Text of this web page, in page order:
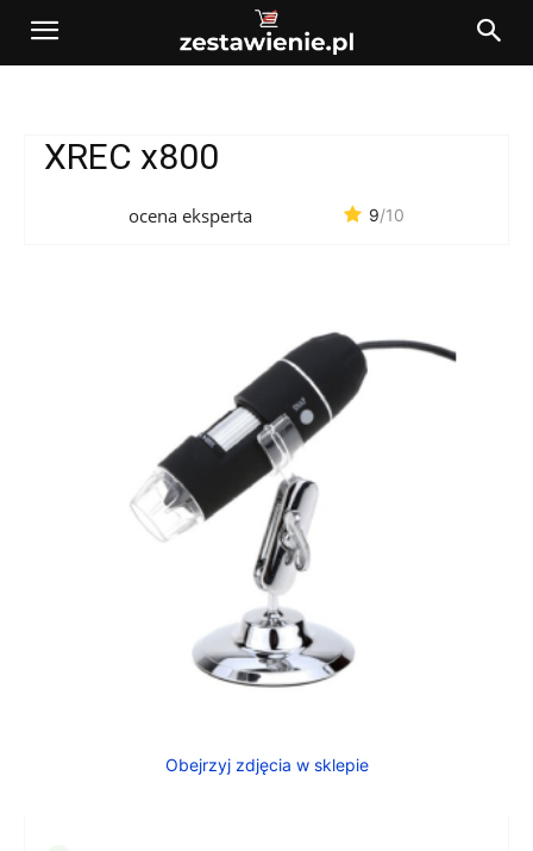
XREC x800
ocena eksperta 9/10
Obejrzyj zdjęcia w sklepie